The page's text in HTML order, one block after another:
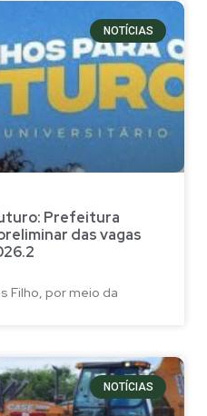
NOTÍCIAS
Prefeitura
das vagas
Filho, por meio da
NOTÍCIAS